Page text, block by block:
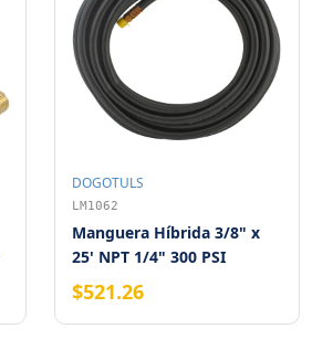
DOGOTULS
LM1062
Manguera Híbrida 3/8" x
25' NPT 1/4" 300 PSI
$521.26